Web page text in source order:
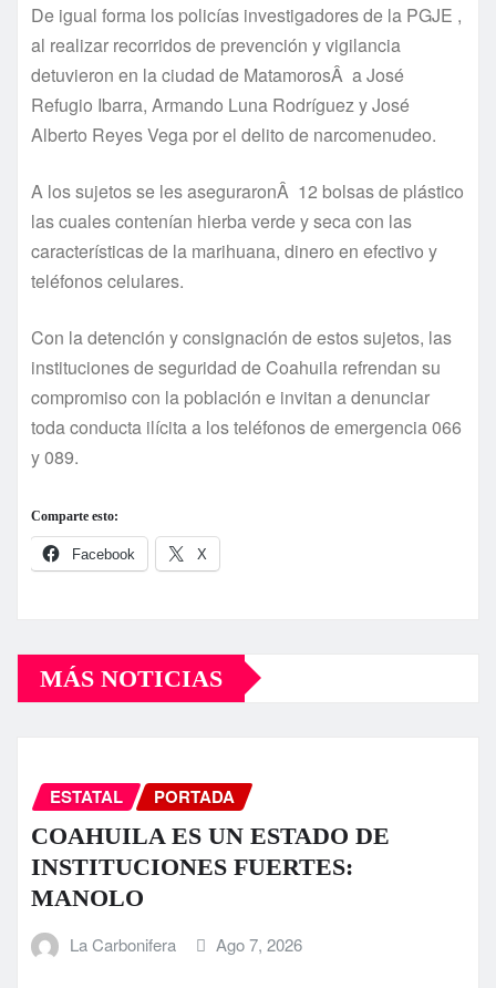
De igual forma los policí­as investigadores de la PGJE ,
al realizar recorridos de prevención y vigilancia
detuvieron en la ciudad de MatamorosÂ a José
Refugio Ibarra, Armando Luna Rodrí­guez y José
Alberto Reyes Vega por el delito de narcomenudeo.
A los sujetos se les aseguraronÂ 12 bolsas de plástico
las cuales contení­an hierba verde y seca con las
caracterí­sticas de la marihuana, dinero en efectivo y
teléfonos celulares.
Con la detención y consignación de estos sujetos, las
instituciones de seguridad de Coahuila refrendan su
compromiso con la población e invitan a denunciar
toda conducta ilí­cita a los teléfonos de emergencia 066
y 089.
Comparte esto:
Facebook X
MÁS NOTICIAS
ESTATAL PORTADA
COAHUILA ES UN ESTADO DE
INSTITUCIONES FUERTES:
MANOLO
La Carbonifera Ago 7, 2026